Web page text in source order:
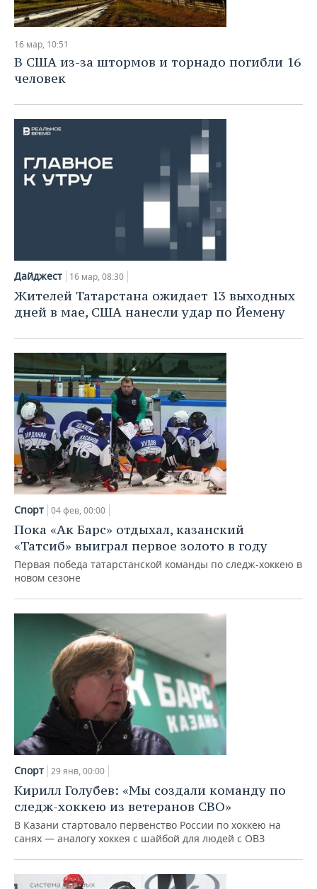
16 мар, 10:51
В США из-за штормов и торнадо погибли 16
человек
Дайджест 16 мар, 08:30
Жителей Татарстана ожидает 13 выходных
дней в мае, США нанесли удар по Йемену
Спорт 04 фев, 00:00
Пока «Ак Барс» отдыхал, казанский
«Татсиб» выиграл первое золото в году
Первая победа татарстанской команды по следж-хоккею в
новом сезоне
Спорт 29 янв, 00:00
Кирилл Голубев: «Мы создали команду по
следж-хоккею из ветеранов СВО»
В Казани стартовало первенство России по хоккею на
санях — аналогу хоккея с шайбой для людей с ОВЗ